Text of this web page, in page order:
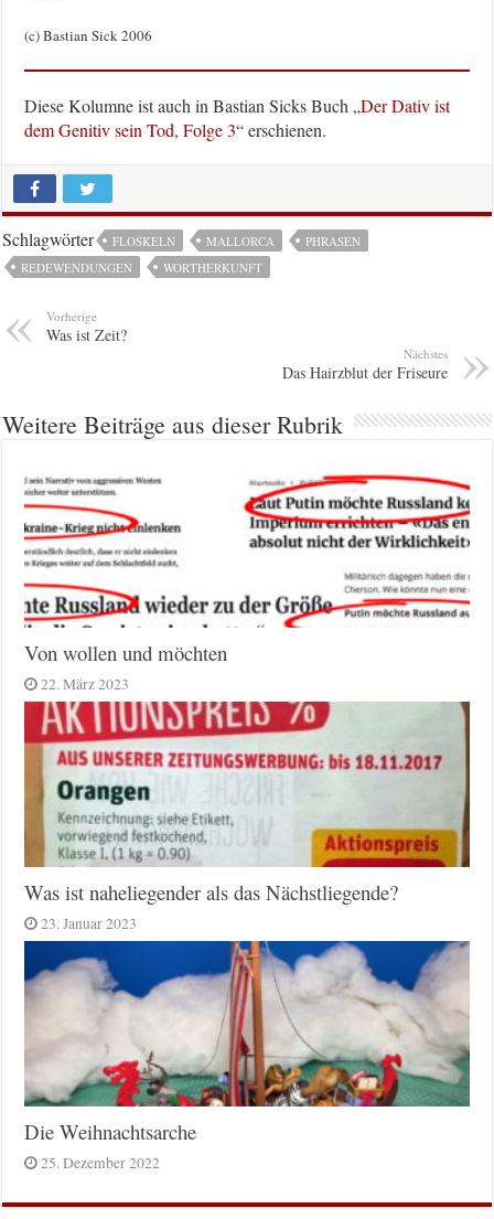
(c) Bastian Sick 2006
Diese Kolumne ist auch in Bastian Sicks Buch „Der Dativ ist
dem Genitiv sein Tod, Folge 3“ erschienen.
Schlagwörter FLOSKELN MALLORCA
PHRASEN
REDEWENDUNGEN
WORTHERKUNFT
Vorherige
Was ist Zeit?
Nächstes
Das Hairzblut der Friseure
Weitere Beiträge aus dieser Rubrik
Von wollen und möchten
22. März 2023
Was ist naheliegender als das Nächstliegende?
23. Januar 2023
Die Weihnachtsarche
25. Dezember 2022